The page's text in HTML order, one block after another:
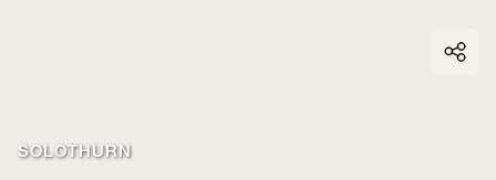
SOLOTHURN